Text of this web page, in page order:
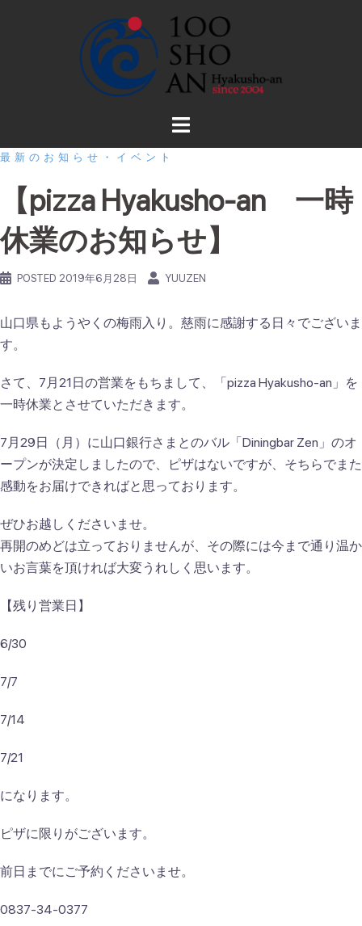
キ
最新のお知らせ・イベント
【pizza Hyakusho-an 一時
休業のお知らせ】
POSTED 2019年6月28日 YUUZEN
山口県もようやくの梅雨入り。慈雨に感謝する日々でございま
す。
さて、7月21日の営業をもちまして、「pizza Hyakusho-an」を
一時休業とさせていただきます。
7月29日（月）に山口銀行さまとのバル「Diningbar Zen」のオ
ープンが決定しましたので、ピザはないですが、そちらでまた
感動をお届けできればと思っております。
ぜひお越しくださいませ。
再開のめどは立っておりませんが、その際には今まで通り温か
いお言葉を頂ければ大変うれしく思います。
【残り営業日】
6/30
7/7
7/14
7/21
になります。
ピザに限りがございます。
前日までにご予約くださいませ。
0837-34-0377